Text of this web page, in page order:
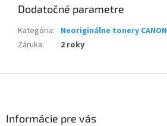
Dodatočné parametre
Kategória: Neoriginálne tonery CANON
Záruka: 2 roky
Informácie pre vás